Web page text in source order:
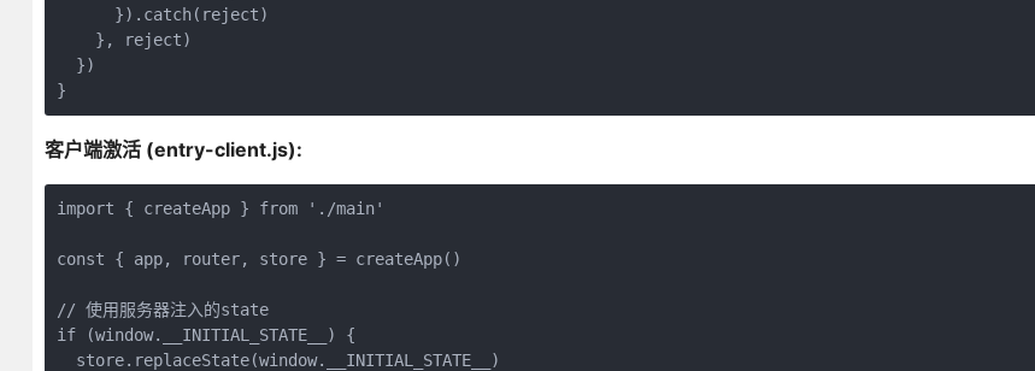
      }).catch(reject)
    }, reject)
  })
}
客户端激活 (entry-client.js):
import { createApp } from './main'
const { app, router, store } = createApp()
// 使用服务器注入的state
if (window.__INITIAL_STATE__) {
  store.replaceState(window.__INITIAL_STATE__)